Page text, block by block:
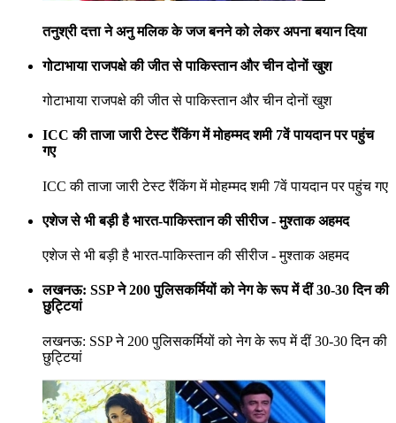
तनुश्री दत्ता ने अनु मलिक के जज बनने को लेकर अपना बयान दिया
गोटाभाया राजपक्षे की जीत से पाकिस्तान और चीन दोनों खुश
गोटाभाया राजपक्षे की जीत से पाकिस्तान और चीन दोनों खुश
ICC की ताजा जारी टेस्ट रैंकिंग में मोहम्मद शमी 7वें पायदान पर पहुंच
गए
ICC की ताजा जारी टेस्ट रैंकिंग में मोहम्मद शमी 7वें पायदान पर पहुंच गए
एशेज से भी बड़ी है भारत-पाकिस्तान की सीरीज - मुश्ताक अहमद
एशेज से भी बड़ी है भारत-पाकिस्तान की सीरीज - मुश्ताक अहमद
लखनऊ: SSP ने 200 पुलिसकर्मियों को नेग के रूप में दीं 30-30 दिन की
छुट्टियां
लखनऊ: SSP ने 200 पुलिसकर्मियों को नेग के रूप में दीं 30-30 दिन की
छुट्टियां